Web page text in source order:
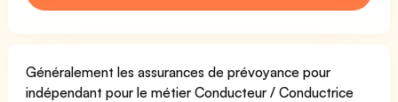
Généralement les assurances de prévoyance pour
indépendant pour le métier Conducteur / Conductrice